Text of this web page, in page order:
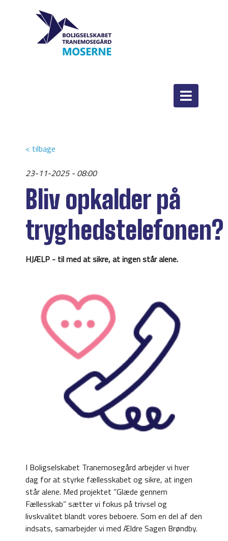
< tilbage
23-11-2025 - 08:00
Bliv opkalder på
tryghedstelefonen?
HJÆLP - til med at sikre, at ingen står alene.
I Boligselskabet Tranemosegård arbejder vi hver
dag for at styrke fællesskabet og sikre, at ingen
står alene. Med projektet ”Glæde gennem
Fællesskab” sætter vi fokus på trivsel og
livskvalitet blandt vores beboere. Som en del af den
indsats, samarbejder vi med Ældre Sagen Brøndby.